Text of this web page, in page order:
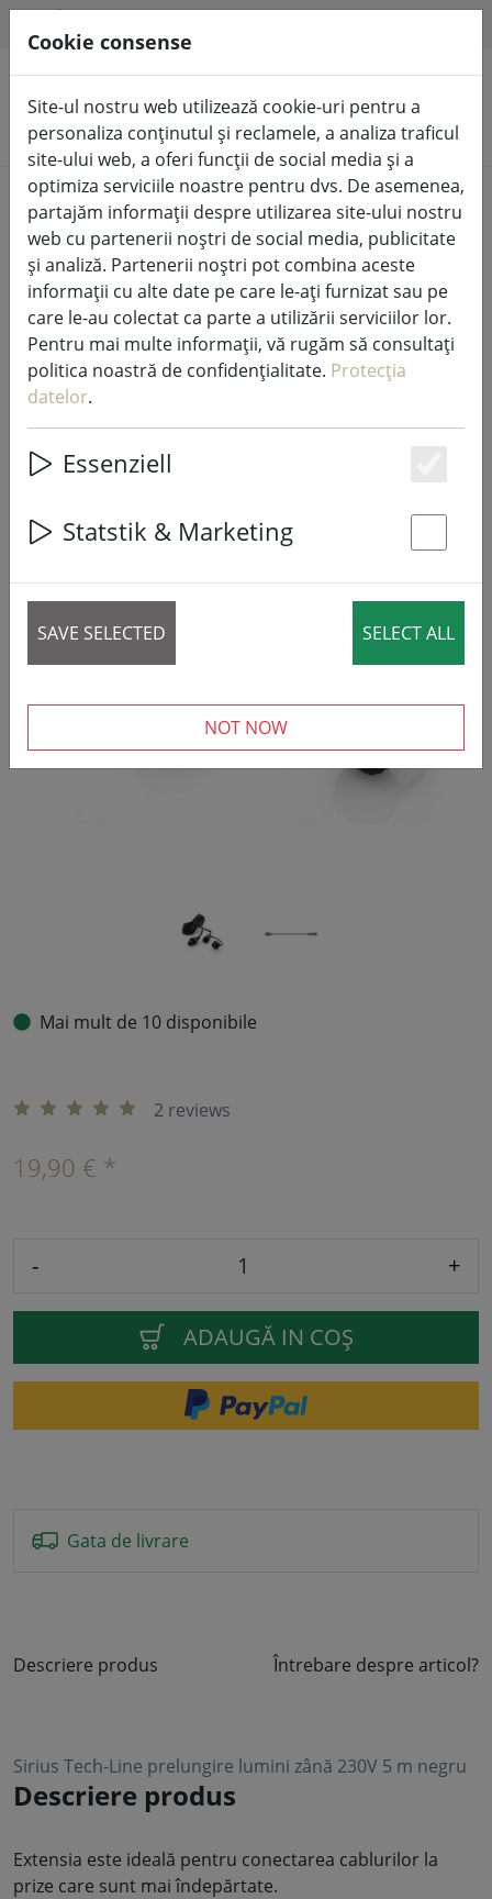
Căutare produse
Home Lumini de zână și iluminat Lumini de zână
Sirius Tech-Line prelungire lumini
zână 230V 5 m negru
‹ ›
Mai mult de 10 disponibile
2 reviews
19,90 € *
- +
ADAUGĂ IN COŞ
Gata de livrare
Descriere produs Întrebare despre articol?
Sirius Tech-Line prelungire lumini zână 230V 5 m negru
Descriere produs
Extensia este ideală pentru conectarea cablurilor la
prize care sunt mai îndepărtate.
Cookie consense
Site-ul nostru web utilizează cookie-uri pentru a
personaliza conținutul și reclamele, a analiza traficul
site-ului web, a oferi funcții de social media și a
optimiza serviciile noastre pentru dvs. De asemenea,
partajăm informații despre utilizarea site-ului nostru
web cu partenerii noștri de social media, publicitate
și analiză. Partenerii noștri pot combina aceste
informații cu alte date pe care le-ați furnizat sau pe
care le-au colectat ca parte a utilizării serviciilor lor.
Pentru mai multe informații, vă rugăm să consultați
politica noastră de confidențialitate. Protecția
datelor.
Essenziell
Statstik & Marketing
SAVE SELECTED SELECT ALL
NOT NOW